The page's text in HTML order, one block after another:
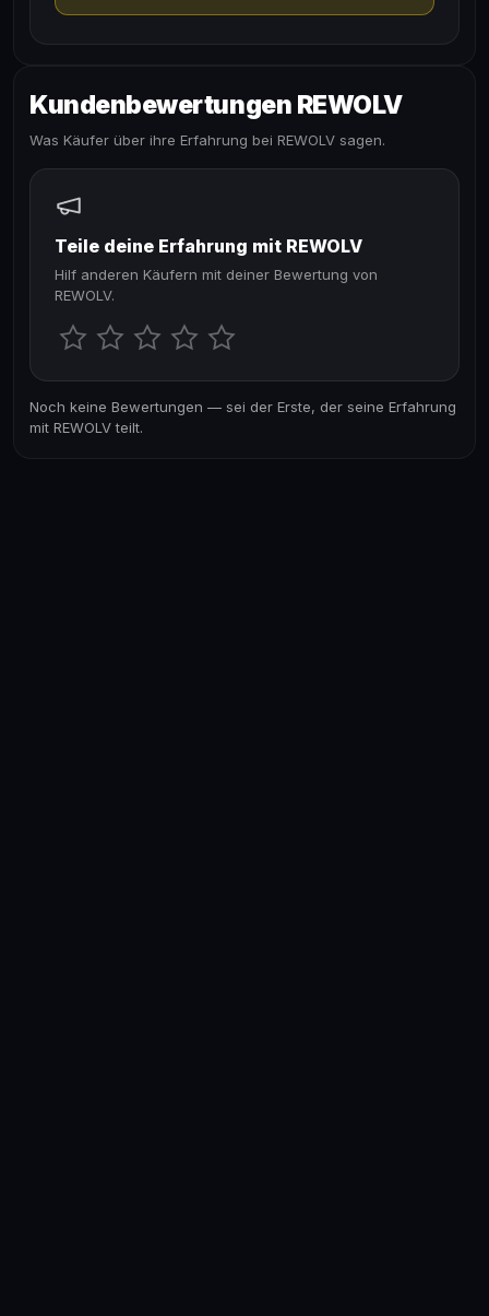
Kundenbewertungen REWOLV
Was Käufer über ihre Erfahrung bei REWOLV sagen.
Teile deine Erfahrung mit REWOLV
Hilf anderen Käufern mit deiner Bewertung von
REWOLV.
Noch keine Bewertungen — sei der Erste, der seine Erfahrung
mit REWOLV teilt.